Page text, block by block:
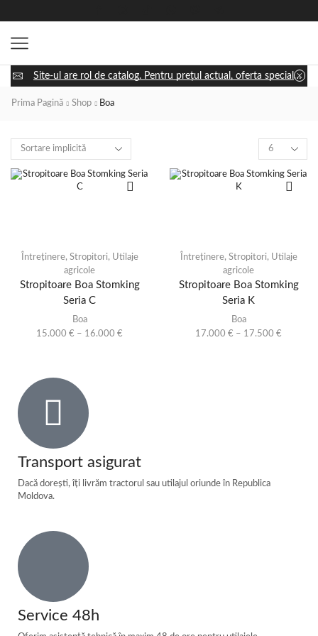
Site-ul are rol de catalog. Pentru prețul actual, oferta specială și disponibilitatea utilajului, apasă „Cere ofertă” și discută cu un consultant.
Prima Pagină Shop Boa
Întreținere, Stropitori, Utilaje
agricole
Stropitoare Boa Stomking
Seria C
Boa
15.000 € – 16.000 €
Întreținere, Stropitori, Utilaje
agricole
Stropitoare Boa Stomking
Seria K
Boa
17.000 € – 17.500 €
Transport asigurat
Dacă dorești, îți livrăm tractorul sau utilajul oriunde în Republica
Moldova.
Service 48h